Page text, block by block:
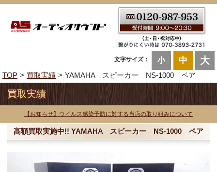
文字サイズ： 小 中 大
TOP 買取実績 YAMAHA スピーカー NS-1000 ペア
買取実績
【お知らせ】ウイルス感染予防に対する当店の取り組みについて
高額買取実施中!! YAMAHA スピーカー NS-1000 ペア